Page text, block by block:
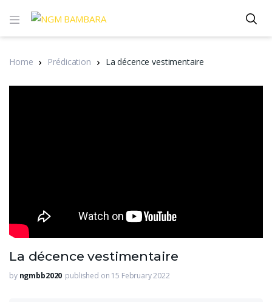
Home Prédication La décence vestimentaire
La décence vestimentaire
by ngmbb2020 published on 15 February 2022